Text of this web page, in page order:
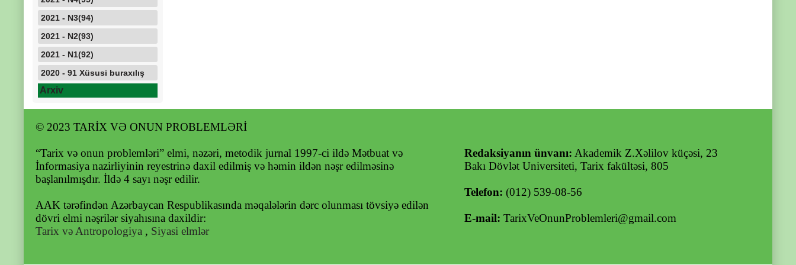
2021 - N3(94)
2021 - N2(93)
2021 - N1(92)
2020 - 91 Xüsusi buraxılış
Arxiv
© 2023 TARİX VƏ ONUN PROBLEMLƏRİ
“Tarix və onun problemləri” elmi, nəzəri, metodik jurnal 1997-ci ildə Mətbuat və
İnformasiya nazirliyinin reyestrinə daxil edilmiş və həmin ildən nəşr edilməsinə
başlanılmışdır. İldə 4 sayı nəşr edilir.
AAK tərəfindən Azərbaycan Respublikasında məqalələrin dərc olunması tövsiyə edilən
dövri elmi nəşrilər siyahısına daxildir:
Tarix və Antropologiya , Siyasi elmlər
Redaksiyanın ünvanı: Akademik Z.Xəlilov küçəsi, 23
Bakı Dövlət Universiteti, Tarix fakültəsi, 805
Telefon: (012) 539-08-56
E-mail: TarixVeOnunProblemleri@gmail.com